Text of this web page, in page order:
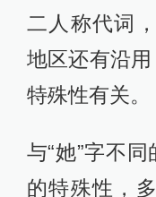
二人称代词
地区还有沿用
特殊性有关。
与“她”字不
的特殊性，